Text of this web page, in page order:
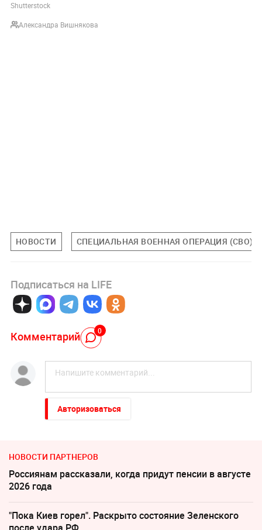
Shutterstock
Александра Вишнякова
НОВОСТИ СПЕЦИАЛЬНАЯ ВОЕННАЯ ОПЕРАЦИЯ (СВО)
Подписаться на LIFE
Комментарий 0
Авторизоваться
НОВОСТИ ПАРТНЕРОВ
Россиянам рассказали, когда придут пенсии в августе
2026 года
"Пока Киев горел". Раскрыто состояние Зеленского